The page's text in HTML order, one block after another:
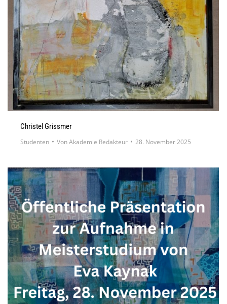
Christel Grissmer
Studenten VonAkademie Redakteur 28. November 2025